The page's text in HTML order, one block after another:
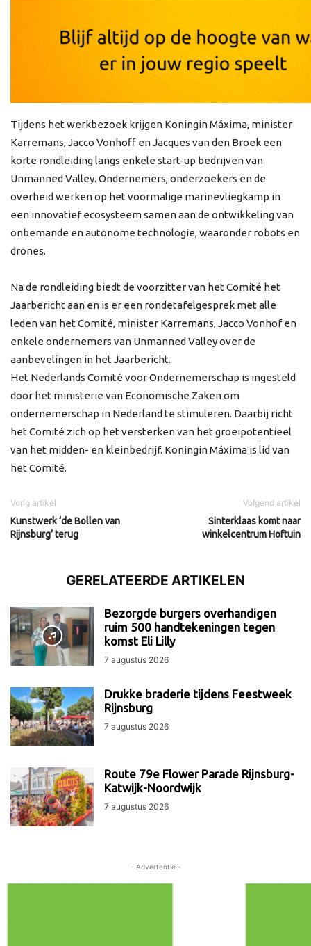
Tijdens het werkbezoek krijgen Koningin Máxima, minister
Karremans, Jacco Vonhoff en Jacques van den Broek een
korte rondleiding langs enkele start-up bedrijven van
Unmanned Valley. Ondernemers, onderzoekers en de
overheid werken op het voormalige marinevliegkamp in
een innovatief ecosysteem samen aan de ontwikkeling van
onbemande en autonome technologie, waaronder robots en
drones.
Na de rondleiding biedt de voorzitter van het Comité het
Jaarbericht aan en is er een rondetafelgesprek met alle
leden van het Comité, minister Karremans, Jacco Vonhof en
enkele ondernemers van Unmanned Valley over de
aanbevelingen in het Jaarbericht.
Het Nederlands Comité voor Ondernemerschap is ingesteld
door het ministerie van Economische Zaken om
ondernemerschap in Nederland te stimuleren. Daarbij richt
het Comité zich op het versterken van het groeipotentieel
van het midden- en kleinbedrijf. Koningin Máxima is lid van
het Comité.
Vorig artikel
Kunstwerk ‘de Bollen van
Rijnsburg’ terug
Volgend artikel
Sinterklaas komt naar
winkelcentrum Hoftuin
GERELATEERDE ARTIKELEN
Bezorgde burgers overhandigen
ruim 500 handtekeningen tegen
komst Eli Lilly
7 augustus 2026
Drukke braderie tijdens Feestweek
Rijnsburg
7 augustus 2026
Route 79e Flower Parade Rijnsburg-
Katwijk-Noordwijk
7 augustus 2026
- Advertentie -